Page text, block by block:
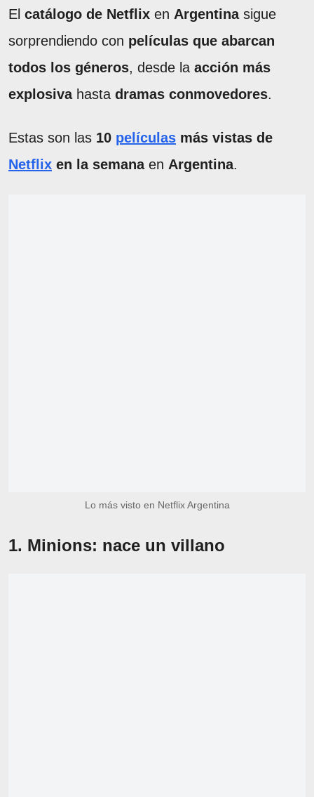
El catálogo de Netflix en Argentina sigue
sorprendiendo con películas que abarcan
todos los géneros, desde la acción más
explosivahasta dramas conmovedores.
Estas son las 10 películas más vistas de
Netflix en la semana en Argentina.
Lo más visto en Netflix Argentina
1. Minions: nace un villano